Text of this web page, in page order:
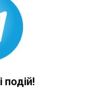
подій!